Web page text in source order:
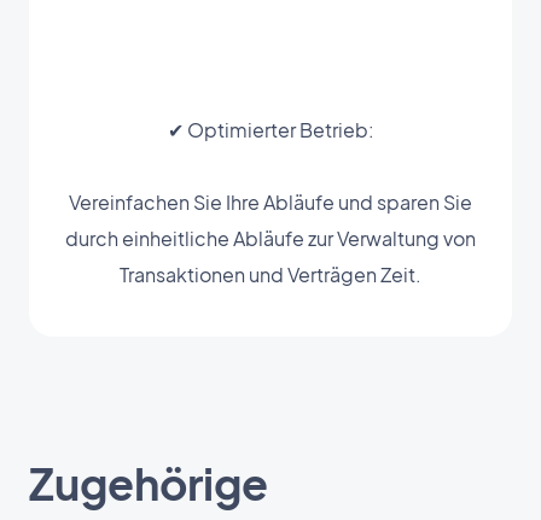
✔ Optimierter Betrieb:
Vereinfachen Sie Ihre Abläufe und sparen Sie
durch einheitliche Abläufe zur Verwaltung von
Transaktionen und Verträgen Zeit.
Zugehörige